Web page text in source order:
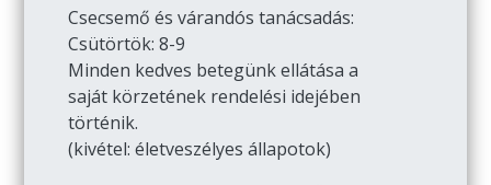
Csecsemő és várandós tanácsadás:
Csütörtök: 8-9
Minden kedves betegünk ellátása a
saját körzetének rendelési idejében
történik.
(kivétel: életveszélyes állapotok)